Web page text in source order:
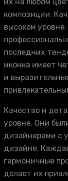
композиции.
высоком
последних
иконка имеет
и
Качество и
уровне. Они
дизайнерами с
дизайне.
гармоничные
делает их